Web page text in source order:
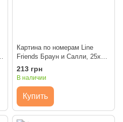
Картина по номерам Line
Friends Браун и Салли, 25х25
см, холст цветной, Santi
213 грн
В наличии
Купить